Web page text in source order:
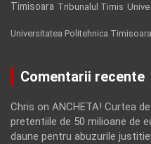
Timisoara Tribunalul Timis
Universitatea Politehnica Timisoara
Comentarii recente
Chris on ANCHETA! Curtea
pretentiile de 50 milioane de
daune pentru abuzurile